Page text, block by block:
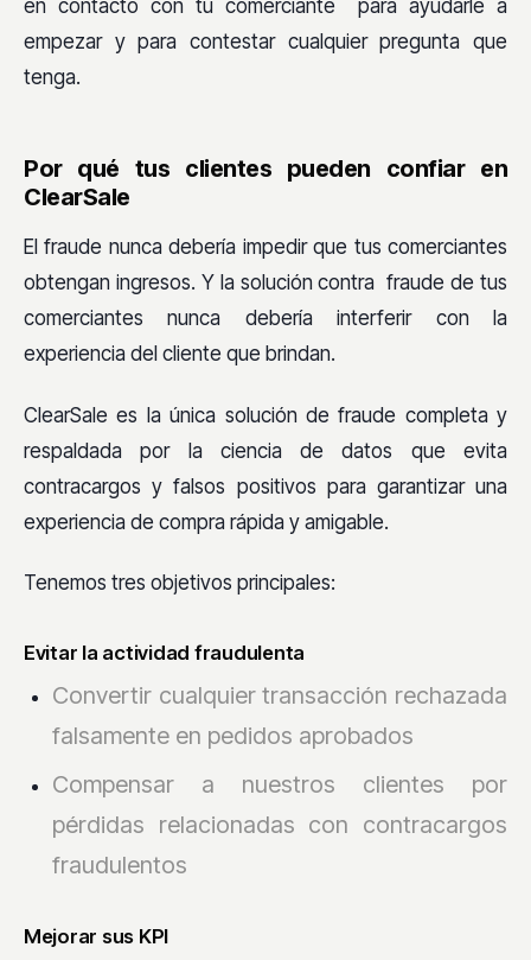
en contacto con tu comerciante para ayudarle a
empezar y para contestar cualquier pregunta que
tenga.
Por qué tus clientes pueden confiar en
ClearSale
El fraude nunca debería impedir que tus comerciantes
obtengan ingresos. Y la solución contra fraude de tus
comerciantes nunca debería interferir con la
experiencia del cliente que brindan.
ClearSale es la única solución de fraude completa y
respaldada por la ciencia de datos que evita
contracargos y falsos positivos para garantizar una
experiencia de compra rápida y amigable.
Tenemos tres objetivos principales:
Evitar la actividad fraudulenta
Convertir cualquier transacción rechazada
falsamente en pedidos aprobados
Compensar a nuestros clientes por
pérdidas relacionadas con contracargos
fraudulentos
Mejorar sus KPI